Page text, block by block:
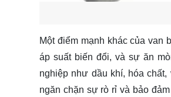
Một điểm mạnh khác của
áp suất biến đổi, và sự ăn
nghiệp như dầu khí, hóa
ngăn chặn sự rò rỉ và bảo